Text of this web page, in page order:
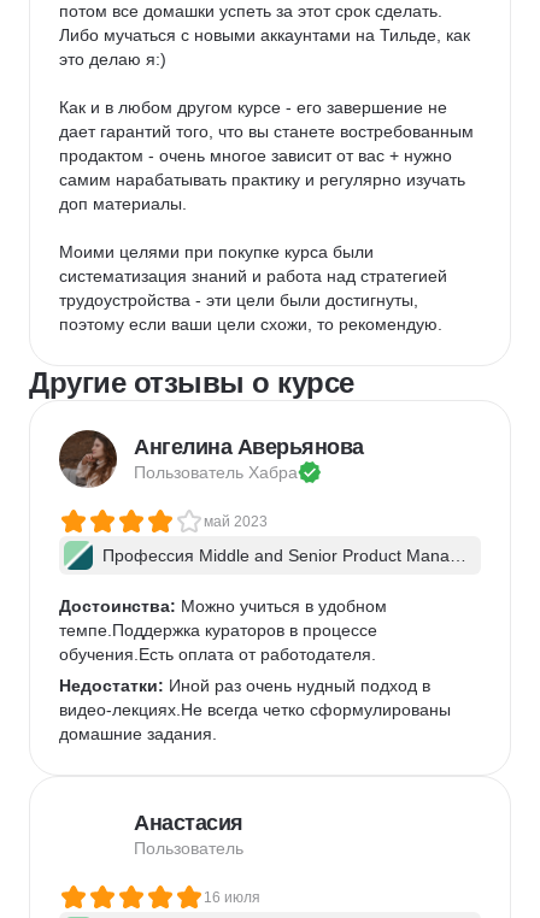
потом все домашки успеть за этот срок сделать.
Либо мучаться с новыми аккаунтами на Тильде, как
это делаю я:)
Как и в любом другом курсе - его завершение не
дает гарантий того, что вы станете востребованным
продактом - очень многое зависит от вас + нужно
самим нарабатывать практику и регулярно изучать
доп материалы.
Моими целями при покупке курса были
систематизация знаний и работа над стратегией
трудоустройства - эти цели были достигнуты,
поэтому если ваши цели схожи, то рекомендую.
Другие отзывы о курсе
Ангелина Аверьянова
Пользователь Хабра
май 2023
Профессия Middle and Senior Product Manag
Достоинства: Можно учиться в удобном
темпе.Поддержка кураторов в процессе
обучения.Есть оплата от работодателя.
Недостатки: Иной раз очень нудный подход в
видео-лекциях.Не всегда четко сформулированы
домашние задания.
Анастасия
Пользователь
16 июля